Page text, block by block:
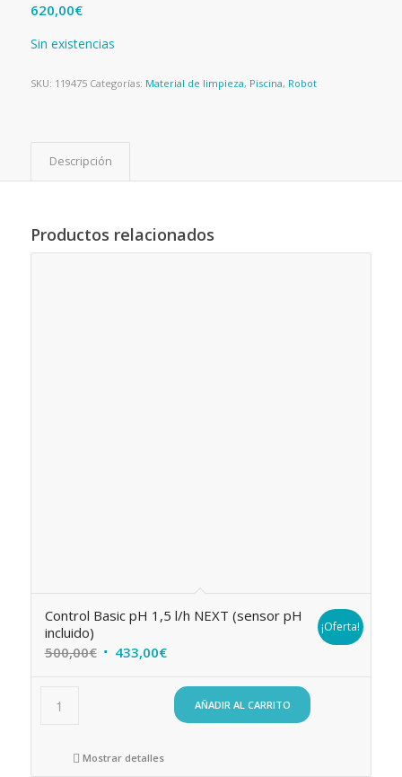
620,00€
Sin existencias
SKU: 119475 Categorías: Material de limpieza, Piscina, Robot
Descripción
Productos relacionados
Control Basic pH 1,5 l/h NEXT (sensor pH
incluido)
500,00€ El 433,00€El
actual
es:
¡Oferta!
AÑADIR AL CARRITO
Mostrar detalles